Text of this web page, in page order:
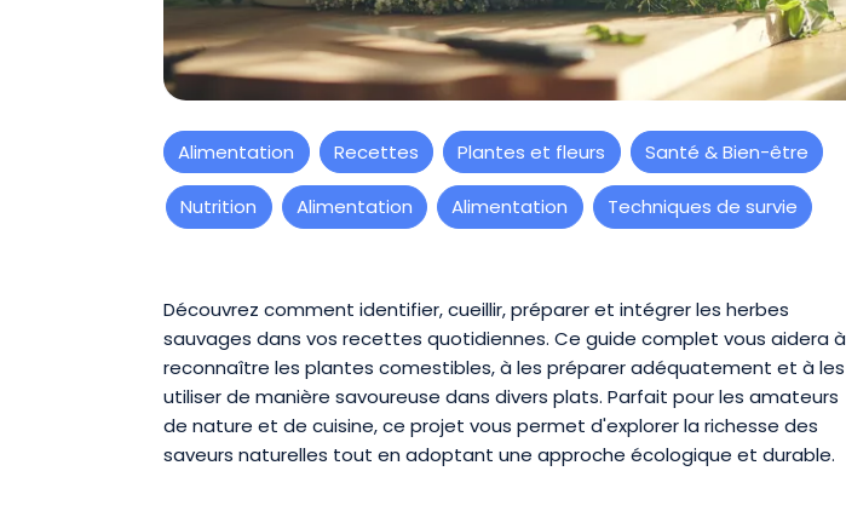
Alimentation Recettes Plantes et fleurs Santé & Bien-être
Nutrition Alimentation Alimentation Techniques de survie
Présentation
Découvrez comment identifier, cueillir, préparer et intégrer les herbes
sauvages dans vos recettes quotidiennes. Ce guide complet vous aidera à
reconnaître les plantes comestibles, à les préparer adéquatement et à les
utiliser de manière savoureuse dans divers plats. Parfait pour les amateurs
de nature et de cuisine, ce projet vous permet d'explorer la richesse des
saveurs naturelles tout en adoptant une approche écologique et durable.